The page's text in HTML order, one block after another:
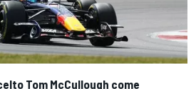
Tom McCullough come